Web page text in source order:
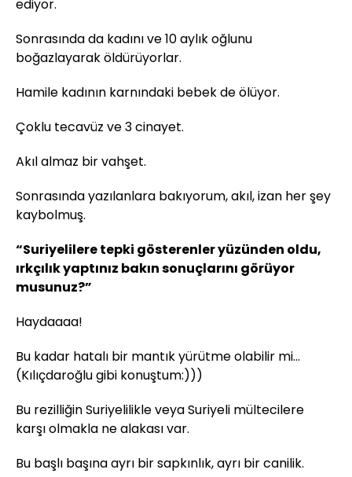
ediyor.
Sonrasında da kadını ve 10 aylık oğlunu
boğazlayarak öldürüyorlar.
Hamile kadının karnındaki bebek de ölüyor.
Çoklu tecavüz ve 3 cinayet.
Akıl almaz bir vahşet.
Sonrasında yazılanlara bakıyorum, akıl, izan her şey
kaybolmuş.
“Suriyelilere tepki gösterenler yüzünden oldu,
ırkçılık yaptınız bakın sonuçlarını görüyor
musunuz?”
Haydaaaa!
Bu kadar hatalı bir mantık yürütme olabilir mi...
(Kılıçdaroğlu gibi konuştum:)))
Bu rezilliğin Suriyelilikle veya Suriyeli mültecilere
karşı olmakla ne alakası var.
Bu başlı başına ayrı bir sapkınlık, ayrı bir canilik.